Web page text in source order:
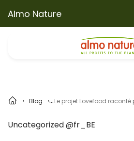
Almo Nature
Blog Le projet Lovefood
Uncategorized @fr_BE